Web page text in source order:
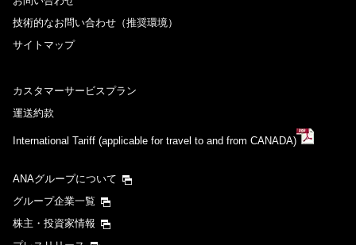
技術的なお問い合わせ（推奨環境）
サイトマップ
カスタマーサービスプラン
運送約款
International Tariff (applicable for travel to and from CANADA)
ANAグループについて
グループ企業一覧
株主・投資家情報